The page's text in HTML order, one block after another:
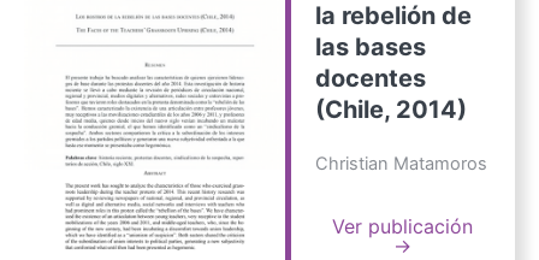
la rebelión de
las bases
docentes
(Chile, 2014)
Christian Matamoros
Ver publicación
→